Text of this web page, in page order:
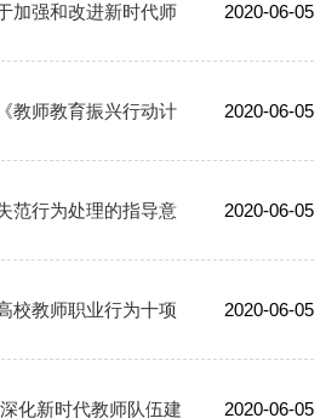
加强和改进新时代师
2020-06-05
教师教育振兴行动计
2020-06-05
范行为处理的指导意
2020-06-05
校教师职业行为十项
2020-06-05
化新时代教师队伍建 2020-06-05